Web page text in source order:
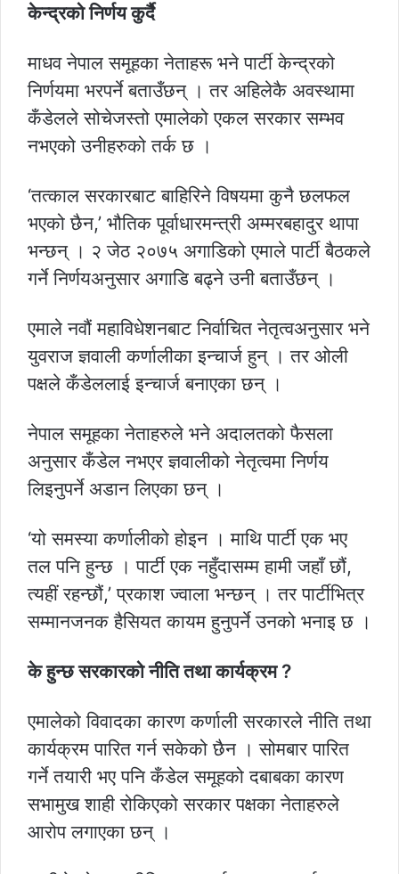
केन्द्रको निर्णय कुर्दै
माधव नेपाल समूहका नेताहरू भने पार्टी केन्द्रको
निर्णयमा भरपर्ने बताउँछन् । तर अहिलेकै अवस्थामा
कँडेलले सोचेजस्तो एमालेको एकल सरकार सम्भव
नभएको उनीहरुको तर्क छ ।
‘तत्काल सरकारबाट बाहिरिने विषयमा कुनै छलफल
भएको छैन,’ भौतिक पूर्वाधारमन्त्री अम्मरबहादुर थापा
भन्छन् । २ जेठ २०७५ अगाडिको एमाले पार्टी बैठकले
गर्ने निर्णयअनुसार अगाडि बढ्ने उनी बताउँछन् ।
एमाले नवौं महाविधेशनबाट निर्वाचित नेतृत्वअनुसार भने
युवराज ज्ञवाली कर्णालीका इन्चार्ज हुन् । तर ओली
पक्षले कँडेललाई इन्चार्ज बनाएका छन् ।
नेपाल समूहका नेताहरुले भने अदालतको फैसला
अनुसार कँडेल नभएर ज्ञवालीको नेतृत्वमा निर्णय
लिइनुपर्ने अडान लिएका छन् ।
‘यो समस्या कर्णालीको होइन । माथि पार्टी एक भए
तल पनि हुन्छ । पार्टी एक नहुँदासम्म हामी जहाँ छौं,
त्यहीं रहन्छौं,’ प्रकाश ज्वाला भन्छन् । तर पार्टीभित्र
सम्मानजनक हैसियत कायम हुनुपर्ने उनको भनाइ छ ।
के हुन्छ सरकारको नीति तथा कार्यक्रम ?
एमालेको विवादका कारण कर्णाली सरकारले नीति तथा
कार्यक्रम पारित गर्न सकेको छैन । सोमबार पारित
गर्ने तयारी भए पनि कँडेल समूहको दबाबका कारण
सभामुख शाही रोकिएको सरकार पक्षका नेताहरुले
आरोप लगाएका छन् ।